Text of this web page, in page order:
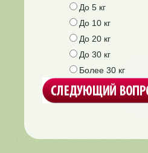
До 5 кг
До 10 кг
До 20 кг
До 30 кг
Более 30 кг